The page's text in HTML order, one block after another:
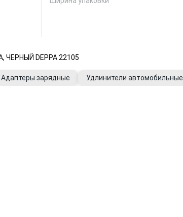
ЧЕРНЫЙ DEPPA 22105
Адаптеры зарядные Удлинители автомобильные